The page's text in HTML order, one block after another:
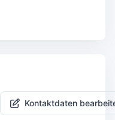
Kontaktdaten